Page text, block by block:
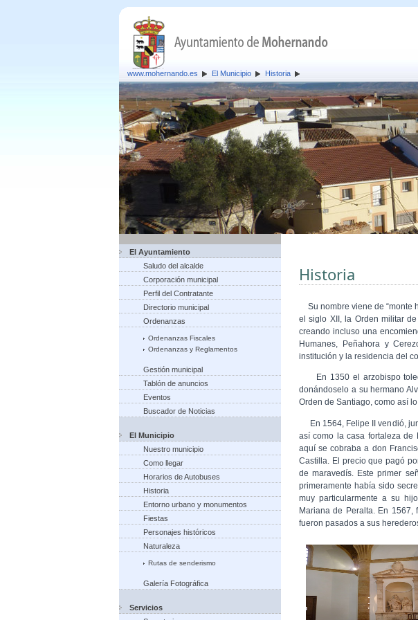
www.mohernando.es El Municipio Historia
El Ayuntamiento
Saludo del alcalde
Corporación municipal
Perfil del Contratante
Directorio municipal
Ordenanzas
Ordenanzas Fiscales
Ordenanzas y Reglamentos
Gestión municipal
Tablón de anuncios
Eventos
Buscador de Noticias
El Municipio
Nuestro municipio
Como llegar
Horarios de Autobuses
Historia
Entorno urbano y monumentos
Fiestas
Personajes históricos
Naturaleza
Rutas de senderismo
Galería Fotográfica
Servicios
Historia
Su nombre viene de “monte
el siglo XII, la Orden militar
creando incluso una
Humanes, Peñahora y
institución y la residencia del
En 1350 el arzobispo
donándoselo a su hermano
Orden de Santiago, como así
En 1564, Felipe II vendió,
así como la casa fortaleza de
aquí se cobraba a don
Castilla. El precio que pagó
de maravedís. Este primer
primeramente había sido
muy particularmente a su
Mariana de Peralta. En 1567,
fueron pasados a sus